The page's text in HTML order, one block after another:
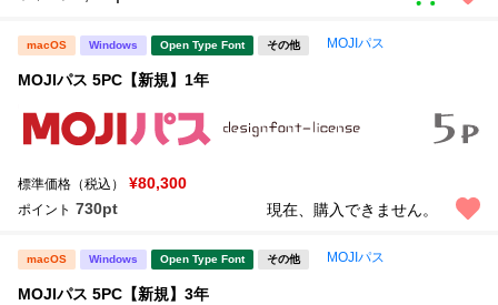
macOS Windows Open Type Font その他 MOJIパス
MOJIパス 5PC【新規】1年
標準価格（税込） ¥80,300
ポイント 730pt 現在、購入できません。
macOS Windows Open Type Font その他 MOJIパス
MOJIパス 5PC【新規】3年